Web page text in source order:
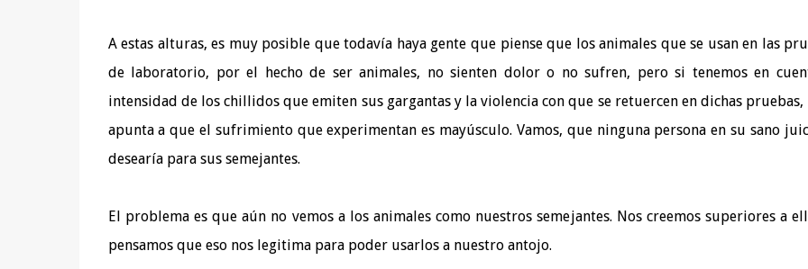
A estas alturas, es muy posible que todavía haya gente que piense que los animales que se usan en las
de laboratorio, por el hecho de ser animales, no sienten dolor o no sufren, pero si tenemos en
intensidad de los chillidos que emiten sus gargantas y la violencia con que se retuercen en dichas
apunta a que el sufrimiento que experimentan es mayúsculo. Vamos, que ninguna persona en su sano
desearía para sus semejantes.
El problema es que aún no vemos a los animales como nuestros semejantes. Nos creemos superiores a
pensamos que eso nos legitima para poder usarlos a nuestro antojo.